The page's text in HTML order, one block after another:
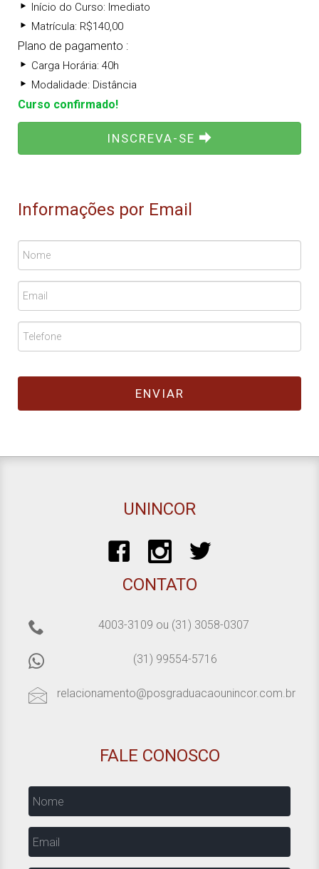
Início do Curso: Imediato
Matrícula: R$140,00
Plano de pagamento :
Carga Horária: 40h
Modalidade: Distância
Curso confirmado!
INSCREVA-SE
Informações por Email
UNINCOR
CONTATO
4003-3109 ou (31) 3058-0307
(31) 99554-5716
relacionamento@posgraduacaounincor.com.br
FALE CONOSCO